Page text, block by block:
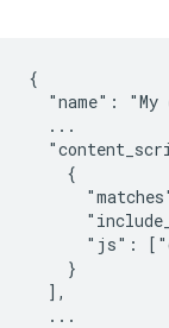
{
"name": "My
  ...
    {
"js":
    }
  ],
  ...